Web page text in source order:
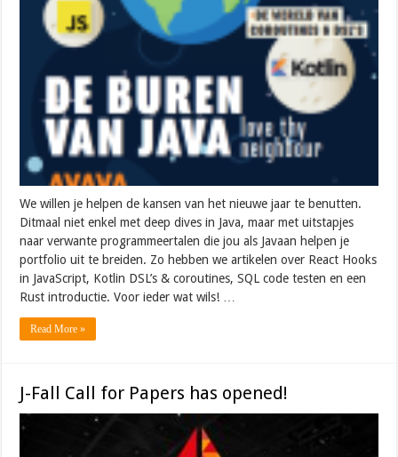
We willen je helpen de kansen van het nieuwe jaar te benutten.
Ditmaal niet enkel met deep dives in Java, maar met uitstapjes
naar verwante programmeertalen die jou als Javaan helpen je
portfolio uit te breiden. Zo hebben we artikelen over React Hooks
in JavaScript, Kotlin DSL’s & coroutines, SQL code testen en een
Rust introductie. Voor ieder wat wils! …
Read More »
J-Fall Call for Papers has opened!